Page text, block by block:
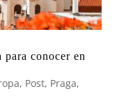
para conocer en
, Post, Praga,